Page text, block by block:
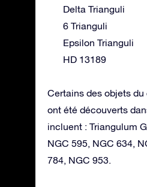
Delta Trianguli
6 Trianguli
Epsilon Trianguli
HD 13189
Certains des objets
ont été découverts
incluent : Triangulum
NGC 595, NGC 634,
784, NGC 953.